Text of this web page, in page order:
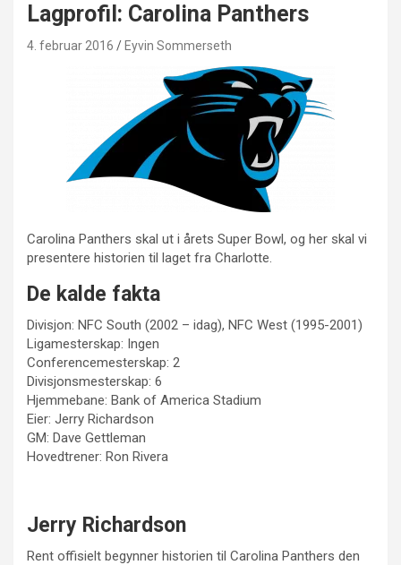
Lagprofil: Carolina Panthers
4. februar 2016 Eyvin Sommerseth
Carolina Panthers skal ut i årets Super Bowl, og her skal vi
presentere historien til laget fra Charlotte.
De kalde fakta
Divisjon: NFC South (2002 – idag), NFC West (1995-2001)
Ligamesterskap: Ingen
Conferencemesterskap: 2
Divisjonsmesterskap: 6
Hjemmebane: Bank of America Stadium
Eier: Jerry Richardson
GM: Dave Gettleman
Hovedtrener: Ron Rivera
Jerry Richardson
Rent offisielt begynner historien til Carolina Panthers den